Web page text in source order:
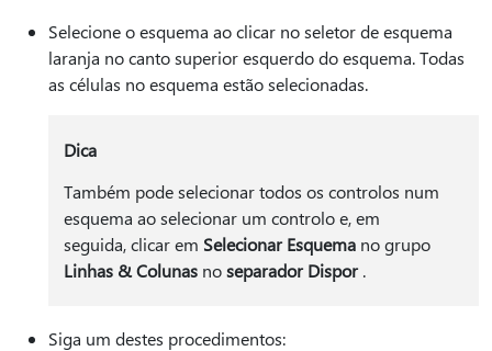
Selecione o esquema ao clicar no seletor de esquema
laranja no canto superior esquerdo do esquema. Todas
as células no esquema estão selecionadas.
Dica
Também pode selecionar todos os controlos num
esquema ao selecionar um controlo e, em
seguida, clicar em Selecionar Esquemano grupo
Linhas & Colunasnoseparador Dispor.
Siga um destes procedimentos: